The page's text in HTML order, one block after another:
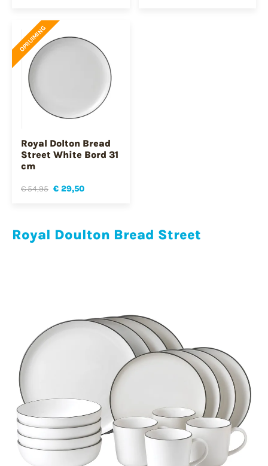
OPRUIMING
Royal Dolton Bread
Street White Bord 31
cm
€ 54,95 € 29,50
Royal Doulton Bread Street